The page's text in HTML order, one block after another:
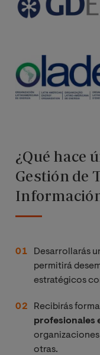
¿Qué hace
Gestión de
Desarrollarás
permitirá
estratégicos
Recibirás
profesionales
otras.